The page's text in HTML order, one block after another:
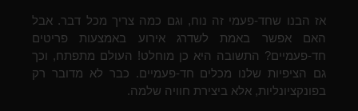
אז הבנו שחד-פעמי זה נוח, וגם כמה צריך מכל דבר. אבל
האם אפשר באמת לשדרג אירוע באמצעות פריטים
חד-פעמיים? התשובה היא כן מוחלט! העולם מתפתח, וכך
גם הציפיות שלנו מכלים חד-פעמיים. כבר לא מדובר רק
בפונקציונליות, אלא ביצירת חוויה שלמה.